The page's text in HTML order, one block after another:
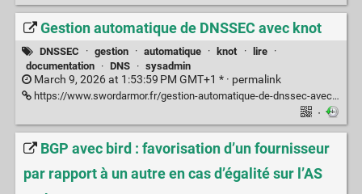
Gestion automatique de DNSSEC avec knot
DNSSEC · gestion · automatique · knot · lire
·
documentation
· DNS · sysadmin
March 9, 2026 at 1:53:59 PM GMT+1 * · permalink
https://www.swordarmor.fr/gestion-automatique-de-dnssec-avec-knot.html
·
BGP avec bird : favorisation d’un fournisseur
par rapport à un autre en cas d’égalité sur l’AS